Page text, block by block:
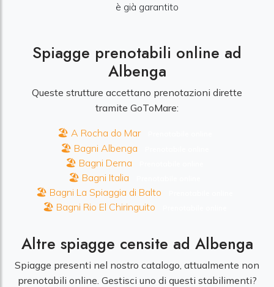
è già garantito
Spiagge prenotabili online ad
Albenga
Queste strutture accettano prenotazioni dirette
tramite GoToMare:
🏖️ A Rocha do Mar
🏖️ Bagni Albenga
🏖️ Bagni Derna
🏖️ Bagni Italia
🏖️ Bagni La Spiaggia di Balto
🏖️ Bagni Rio El Chiringuito
Altre spiagge censite ad Albenga
Spiagge presenti nel nostro catalogo, attualmente non
prenotabili online. Gestisci uno di questi stabilimenti?